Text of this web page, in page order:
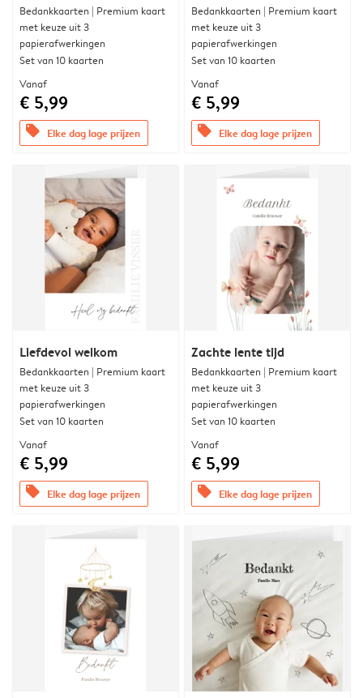
Bedankkaarten | Premium kaart
met keuze uit 3
papierafwerkingen
Set van 10 kaarten
Vanaf
€ 5,99
offers Elke dag lage prijzen
Bedankkaarten | Premium kaart
met keuze uit 3
papierafwerkingen
Set van 10 kaarten
Vanaf
€ 5,99
offers Elke dag lage prijzen
Liefdevol welkom
Bedankkaarten | Premium kaart
met keuze uit 3
papierafwerkingen
Set van 10 kaarten
Vanaf
€ 5,99
offers Elke dag lage prijzen
Zachte lente tijd
Bedankkaarten | Premium kaart
met keuze uit 3
papierafwerkingen
Set van 10 kaarten
Vanaf
€ 5,99
offers Elke dag lage prijzen